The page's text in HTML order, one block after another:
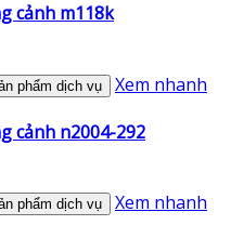
cảnh m118k
phẩm dịch vụ Xem nhanh
cảnh n2004-292
phẩm dịch vụ Xem nhanh